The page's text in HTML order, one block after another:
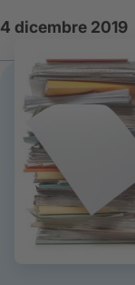
4 dicembre 2019